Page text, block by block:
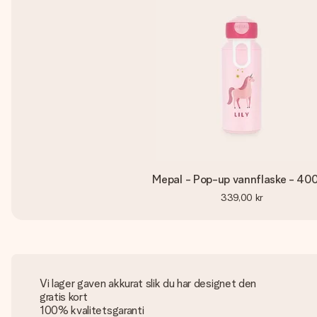
Mepal - Pop-up vannflaske -
339,00 kr
Vi lager gaven akkurat slik du har designet den
gratis kort
100% kvalitetsgaranti